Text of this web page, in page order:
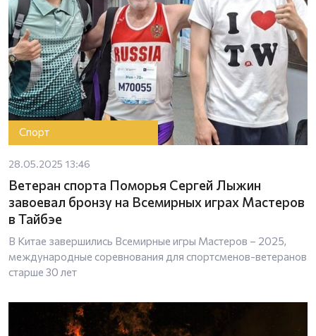
Спорт
28.05.2025 13:46
Ветеран спорта Поморья Сергей Лыжин
завоевал бронзу на Всемирных играх Мастеров
в Тайбэе
В Китае завершились Всемирные игры Мастеров – 2025,
международные соревнования для спортсменов-ветеранов
старше 30 лет